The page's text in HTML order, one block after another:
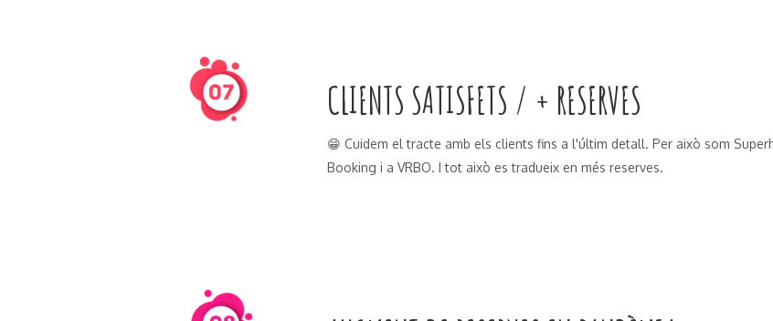
CLIENTS SATISFETS / + RESERVES
😁 Cuidem el tracte amb els clients fins a l'últim detall. Per això som
Booking i a VRBO. I tot això es tradueix en més reserves.